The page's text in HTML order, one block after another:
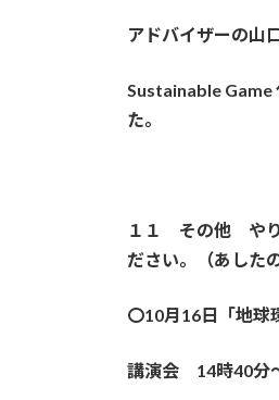
アドバイザーの山
Sustainable Game
た。
１１ その他 やり
ださい。（あした
〇10月16日「地球
講演会 14時40分